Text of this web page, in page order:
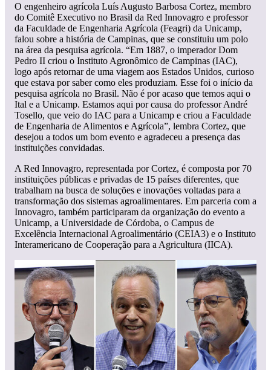
O engenheiro agrícola Luís Augusto Barbosa Cortez, membro
do Comitê Executivo no Brasil da Red Innovagro e professor
da Faculdade de Engenharia Agrícola (Feagri) da Unicamp,
falou sobre a história de Campinas, que se constituiu um polo
na área da pesquisa agrícola. “Em 1887, o imperador Dom
Pedro II criou o Instituto Agronômico de Campinas (IAC),
logo após retornar de uma viagem aos Estados Unidos, curioso
que estava por saber como eles produziam. Esse foi o início da
pesquisa agrícola no Brasil. Não é por acaso que temos aqui o
Ital e a Unicamp. Estamos aqui por causa do professor André
Tosello, que veio do IAC para a Unicamp e criou a Faculdade
de Engenharia de Alimentos e Agrícola”, lembra Cortez, que
desejou a todos um bom evento e agradeceu a presença das
instituições convidadas.
A Red Innovagro, representada por Cortez, é composta por 70
instituições públicas e privadas de 15 países diferentes, que
trabalham na busca de soluções e inovações voltadas para a
transformação dos sistemas agroalimentares. Em parceria com a
Innovagro, também participaram da organização do evento a
Unicamp, a Universidade de Córdoba, o Campus de
Excelência Internacional Agroalimentário (CEIA3) e o Instituto
Interamericano de Cooperação para a Agricultura (IICA).